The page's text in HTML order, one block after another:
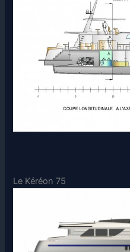
Le Kéréon 75